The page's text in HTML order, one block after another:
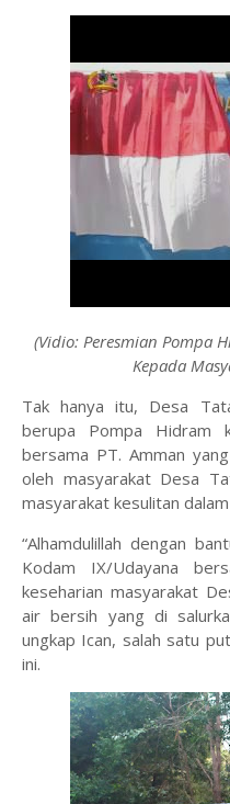
(Vidio: Peresmian Pompa
Kepada
Tak hanya itu, Desa
berupa Pompa Hidram
bersama PT. Amman
oleh masyarakat Desa
masyarakat kesulitan
“Alhamdulillah dengan
Kodam IX/Udayana
keseharian masyarakat
air bersih yang di
ungkap Ican, salah satu
ini.